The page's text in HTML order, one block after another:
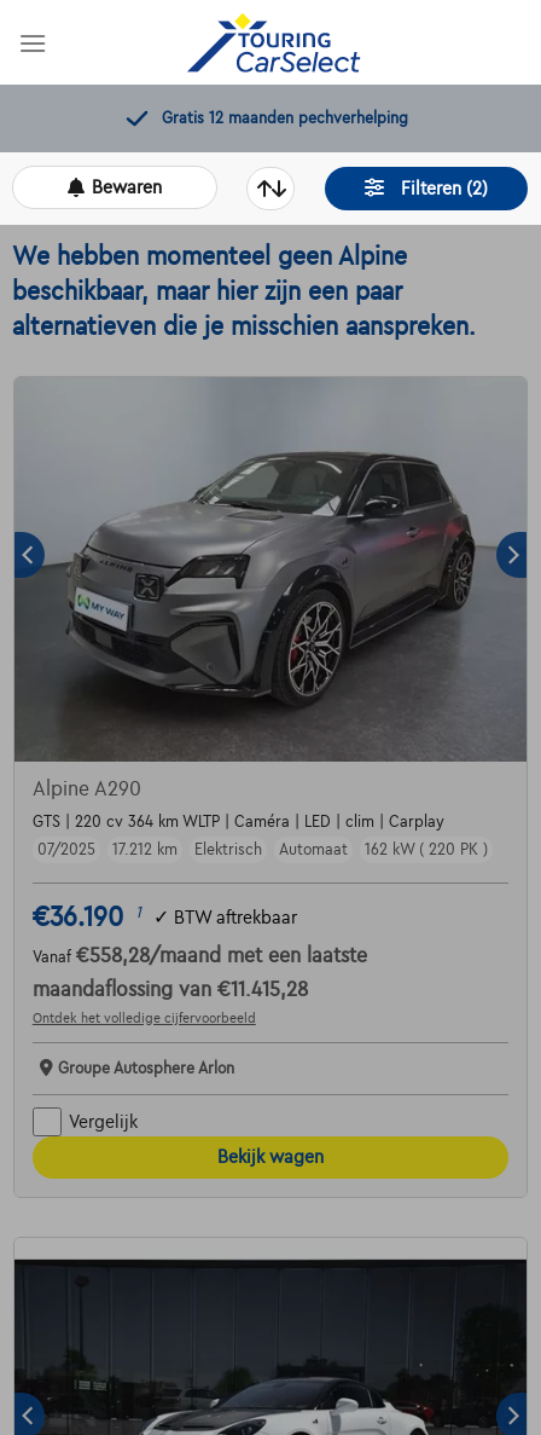
Gratis 12 maanden pechverhelping
Filteren (2)
Bewaren
We hebben momenteel geen Alpine
beschikbaar, maar hier zijn een paar
alternatieven die je misschien aanspreken.
Alpine A290
GTS | 220 cv 364 km WLTP | Caméra | LED | clim | Carplay
07/2025
17.212 km Elektrisch Automaat 162 kW ( 220 PK )
€36.190 1 ✓ BTW aftrekbaar
Vanaf €558,28/maand met een laatste
maandaflossing van €11.415,28
Ontdek het volledige cijfervoorbeeld
Groupe Autosphere Arlon
Vergelijk
Bekijk wagen